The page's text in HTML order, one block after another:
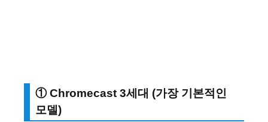
① Chromecast 3세대 (가장 기본적인
모델)